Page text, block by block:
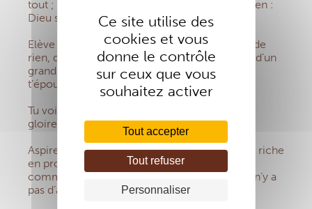
Ce site utilise des
cookies et vous
donne le contrôle
sur ceux que vous
souhaitez activer
Tout accepter
Tout refuser
Personnaliser
tout ; celui qui possède Dieu ne manque de rien :
Dieu seul suffit.
Elève ta pensée, monte au ciel, ne t’angoisse de
rien, que rien ne te trouble. Suis Jésus-Christ d’un
grand cœur, et quoi qu’il arrive, que rien ne
t’épouvante.
Tu vois la gloire du monde ? C’est une vaine
gloire ; il n’a rien de stable, tout passe.
Aspire au céleste, qui dure toujours ; Fidèle et riche
en promesses, Dieu ne change pas. Aime-Le
comme Il le mérite, Bonté immense ; mais il n’y a
pas d’amour de qualité sans la patience.